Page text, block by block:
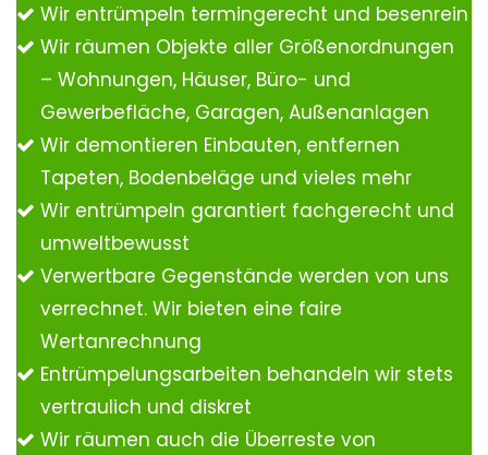
Wir entrümpeln termingerecht und besenrein
Wir räumen Objekte aller Größenordnungen
– Wohnungen, Häuser, Büro- und
Gewerbefläche, Garagen, Außenanlagen
Wir demontieren Einbauten, entfernen
Tapeten, Bodenbeläge und vieles mehr
Wir entrümpeln garantiert fachgerecht und
umweltbewusst
Verwertbare Gegenstände werden von uns
verrechnet. Wir bieten eine faire
Wertanrechnung
Entrümpelungsarbeiten behandeln wir stets
vertraulich und diskret
Wir räumen auch die Überreste von